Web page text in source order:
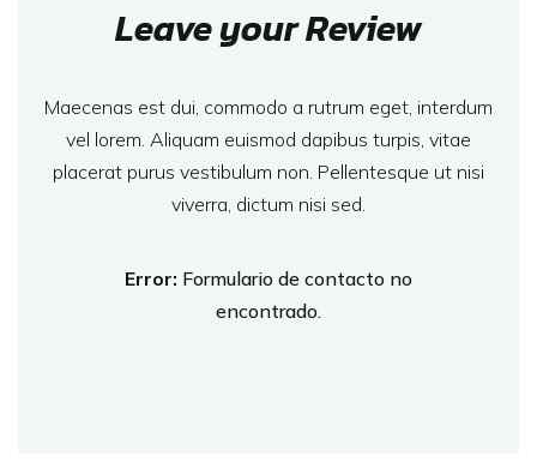
Leave your Review
Maecenas est dui, commodo a rutrum eget, interdum
vel lorem. Aliquam euismod dapibus turpis, vitae
placerat purus vestibulum non. Pellentesque ut nisi
viverra, dictum nisi sed.
Error: Formulario de contacto no
encontrado.